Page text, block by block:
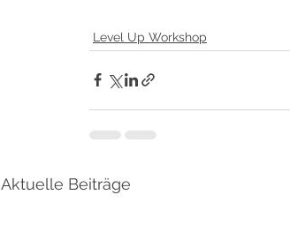
Level Up Workshop
Aktuelle Beiträge